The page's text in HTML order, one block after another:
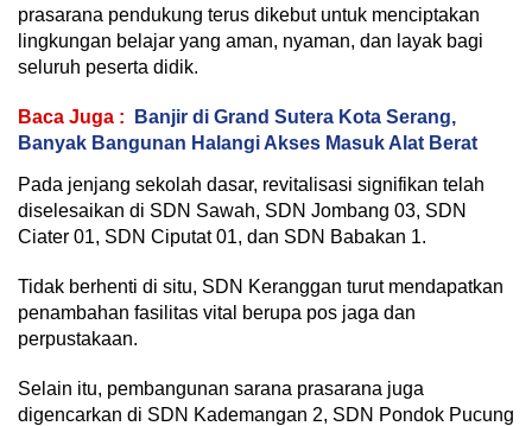
prasarana pendukung terus dikebut untuk menciptakan
lingkungan belajar yang aman, nyaman, dan layak bagi
seluruh peserta didik.
Baca Juga :
Banjir di Grand Sutera Kota Serang,
Banyak Bangunan Halangi Akses Masuk Alat Berat
Pada jenjang sekolah dasar, revitalisasi signifikan telah
diselesaikan di SDN Sawah, SDN Jombang 03, SDN
Ciater 01, SDN Ciputat 01, dan SDN Babakan 1.
Tidak berhenti di situ, SDN Keranggan turut mendapatkan
penambahan fasilitas vital berupa pos jaga dan
perpustakaan.
Selain itu, pembangunan sarana prasarana juga
digencarkan di SDN Kademangan 2, SDN Pondok Pucung